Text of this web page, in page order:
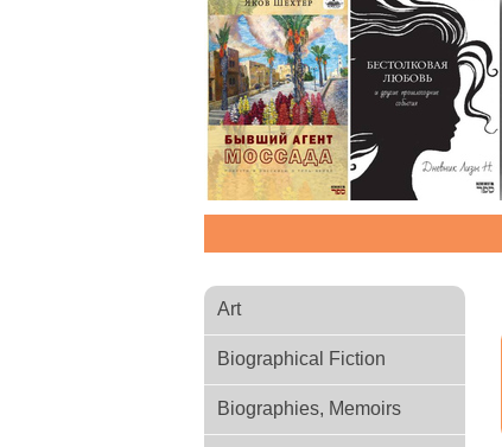
Art
Biographical Fiction
Biographies, Memoirs